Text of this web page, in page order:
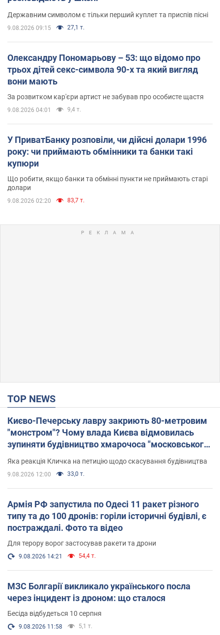
Державним символом є тільки перший куплет та приспів пісні
9.08.2026 09:15 27,1 т.
Олександру Пономарьову – 53: що відомо про
трьох дітей секс-символа 90-х та який вигляд
вони мають
За розвитком кар'єри артист не забував про особисте щастя
9.08.2026 04:01 9,4 т.
У ПриватБанку розповіли, чи дійсні долари 1996
року: чи приймають обмінники та банки такі
купюри
Що робити, якщо банки та обмінні пункти не приймають старі
долари
9.08.2026 02:20 83,7 т.
TOP NEWS
Києво-Печерську лавру закриють 80-метровим
"монстром"? Чому влада Києва відмовилась
зупиняти будівництво хмарочоса "московського
вірянина"
Яка реакція Кличка на петицію щодо скасування будівництва
9.08.2026 12:00 33,0 т.
Армія РФ запустила по Одесі 11 ракет різного
типу та до 100 дронів: горіли історичні будівлі, є
постраждалі. Фото та відео
Для терору ворог застосував ракети та дрони
9.08.2026 14:21 54,4 т.
МЗС Болгарії викликало українського посла
через інцидент із дроном: що сталося
Бесіда відбудеться 10 серпня
9.08.2026 11:58 5,1 т.